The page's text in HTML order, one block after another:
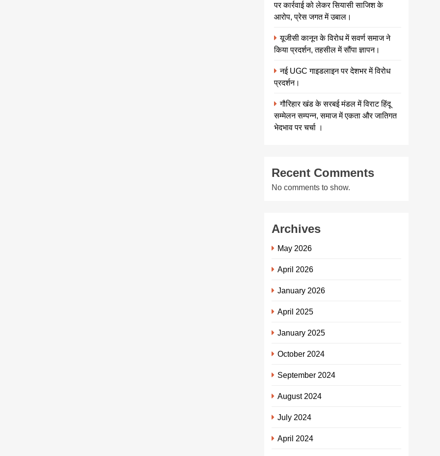
पर कार्रवाई को लेकर सियासी साजिश के
आरोप, प्रेस जगत में उबाल।
यूजीसी कानून के विरोध में सवर्ण समाज ने
किया प्रदर्शन, तहसील में सौंपा ज्ञापन।
नई UGC गाइडलाइन पर देशभर में विरोध
प्रदर्शन।
गौरिहार खंड के सरबई मंडल में विराट हिंदू
सम्मेलन सम्पन्न, समाज में एकता और जातिगत
भेदभाव पर चर्चा ।
Recent Comments
No comments to show.
Archives
May 2026
April 2026
January 2026
April 2025
January 2025
October 2024
September 2024
August 2024
July 2024
April 2024